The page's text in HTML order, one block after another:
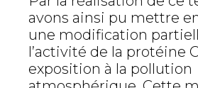
avons ainsi pu mettre
une modification
l’activité de la protéine
exposition à la pollution